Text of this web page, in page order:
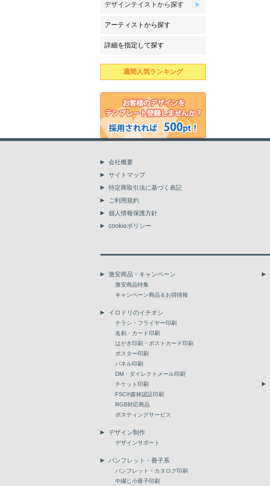
デザインテイストから探す
アーティストから探す
詳細を指定して探す
週間人気ランキング
会社概要
サイトマップ
特定商取引法に基づく表記
ご利用規約
個人情報保護方針
cookieポリシー
激安商品・キャンペーン
激安商品特集
キャンペーン商品＆お得情報
イロドリのイチオシ
チラシ・フライヤー印刷
名刺・カード印刷
はがき印刷・ポストカード印刷
ポスター印刷
パネル印刷
DM・ダイレクトメール印刷
チケット印刷
FSC®森林認証印刷
RGB対応商品
ポスティングサービス
デザイン制作
デザインサポート
パンフレット・冊子系
パンフレット・カタログ印刷
中綴じ小冊子印刷